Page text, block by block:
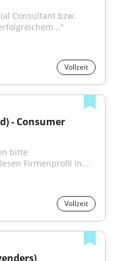
Consultant bzw.
Vollzeit
- Consumer
bitte
Firmenprofil In...
Vollzeit